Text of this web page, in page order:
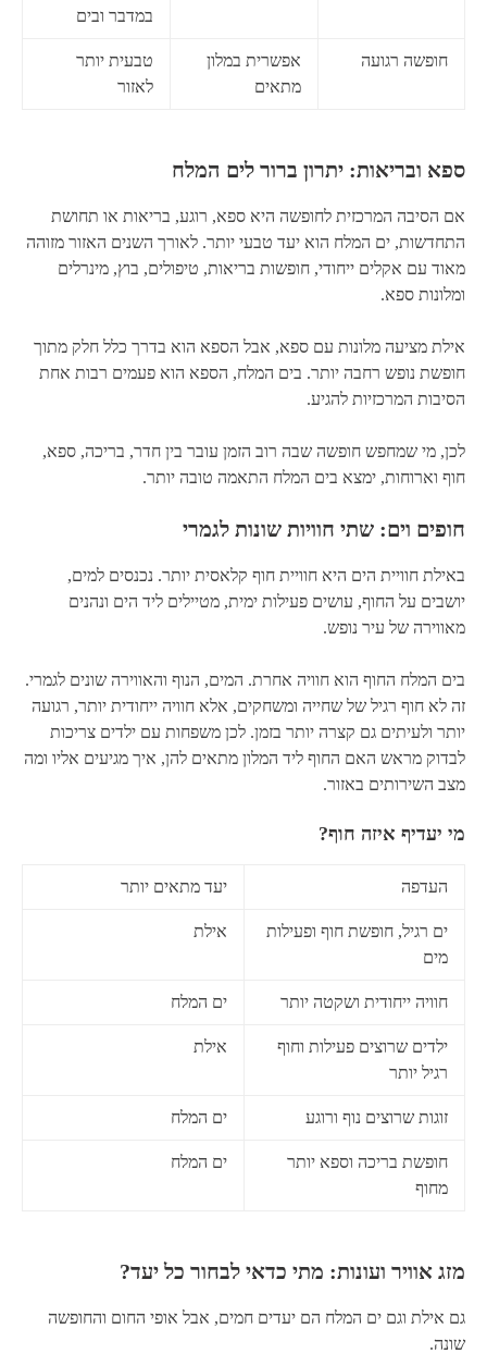
במדבר ובים
חופשה רגועה
אפשרית במלון
מתאים
טבעית יותר
לאזור
ספא ובריאות: יתרון ברור לים המלח
אם הסיבה המרכזית לחופשה היא ספא, רוגע, בריאות או תחושת
התחדשות, ים המלח הוא יעד טבעי יותר. לאורך השנים האזור מזוהה
מאוד עם אקלים ייחודי, חופשות בריאות, טיפולים, בוץ, מינרלים
ומלונות ספא.
אילת מציעה מלונות עם ספא, אבל הספא הוא בדרך כלל חלק מתוך
חופשת נופש רחבה יותר. בים המלח, הספא הוא פעמים רבות אחת
הסיבות המרכזיות להגיע.
לכן, מי שמחפש חופשה שבה רוב הזמן עובר בין חדר, בריכה, ספא,
חוף וארוחות, ימצא בים המלח התאמה טובה יותר.
חופים וים: שתי חוויות שונות לגמרי
באילת חוויית הים היא חוויית חוף קלאסית יותר. נכנסים למים,
יושבים על החוף, עושים פעילות ימית, מטיילים ליד הים ונהנים
מאווירה של עיר נופש.
בים המלח החוף הוא חוויה אחרת. המים, הנוף והאווירה שונים לגמרי.
זה לא חוף רגיל של שחייה ומשחקים, אלא חוויה ייחודית יותר, רגועה
יותר ולעיתים גם קצרה יותר בזמן. לכן משפחות עם ילדים צריכות
לבדוק מראש האם החוף ליד המלון מתאים להן, איך מגיעים אליו ומה
מצב השירותים באזור.
מי יעדיף איזה חוף?
העדפה יעד מתאים יותר
ים רגיל, חופשת חוף ופעילות
מים
אילת
חוויה ייחודית ושקטה יותר ים המלח
ילדים שרוצים פעילות וחוף
רגיל יותר
אילת
זוגות שרוצים נוף ורוגע ים המלח
חופשת בריכה וספא יותר
מחוף
ים המלח
מזג אוויר ועונות: מתי כדאי לבחור כל יעד?
גם אילת וגם ים המלח הם יעדים חמים, אבל אופי החום והחופשה
שונה.